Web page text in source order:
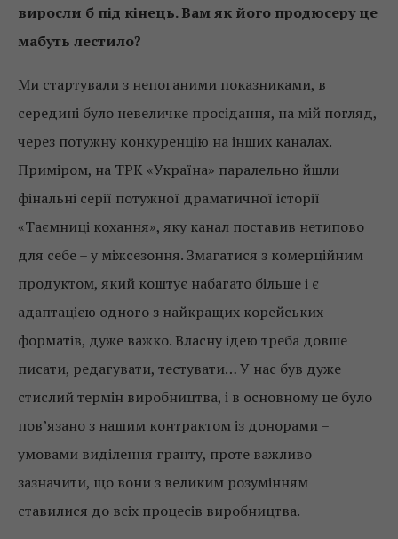
виросли б під кінець. Вам як його продюсеру це
мабуть лестило?
Ми стартували з непоганими показниками, в
середині було невеличке просідання, на мій погляд,
через потужну конкуренцію на інших каналах.
Приміром, на ТРК «Україна» паралельно йшли
фінальні серії потужної драматичної історії
«Таємниці кохання», яку канал поставив нетипово
для себе – у міжсезоння. Змагатися з комерційним
продуктом, який коштує набагато більше і є
адаптацією одного з найкращих корейських
форматів, дуже важко. Власну ідею треба довше
писати, редагувати, тестувати… У нас був дуже
стислий термін виробництва, і в основному це було
пов’язано з нашим контрактом із донорами –
умовами виділення гранту, проте важливо
зазначити, що вони з великим розумінням
ставилися до всіх процесів виробництва.